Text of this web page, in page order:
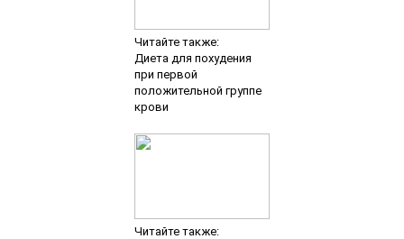
Читайте также:
Диета для похудения
при первой
положительной группе
крови
Читайте также: